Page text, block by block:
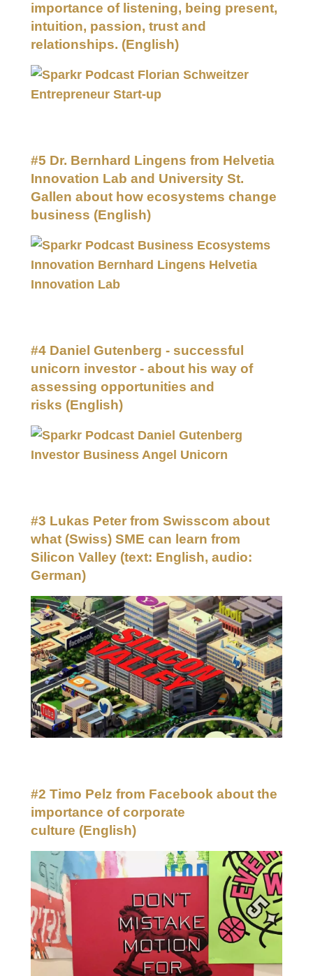
importance of listening, being present,
intuition, passion, trust and
relationships. (English)
#5 Dr. Bernhard Lingens from Helvetia
Innovation Lab and University St.
Gallen about how ecosystems change
business (English)
#4 Daniel Gutenberg - successful
unicorn investor - about his way of
assessing opportunities and
risks (English)
#3 Lukas Peter from Swisscom about
what (Swiss) SME can learn from
Silicon Valley (text: English, audio:
German)
#2 Timo Pelz from Facebook about the
importance of corporate
culture (English)